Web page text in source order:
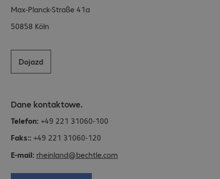
Dane kontaktowe.
Telefon: +49 221 31060-100
Faks:: +49 221 31060-120
E-mail: rheinland@bechtle.com
Max-Planck-Straße 41a
50858 Köln
Dojazd